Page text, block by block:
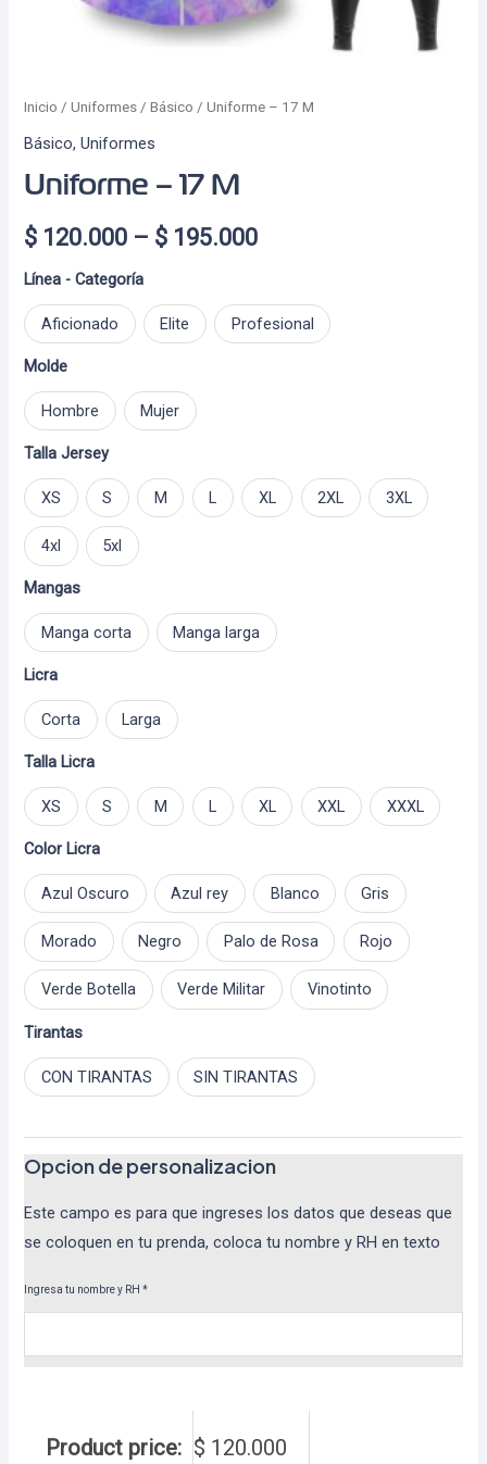
Inicio /Uniformes /Básico / Uniforme – 17 M
Básico,Uniformes
Uniforme – 17 M
$ 120.000 – $ 195.000Price
$ 120.000
Línea - Categoría
Aficionado Elite Profesional
Molde
Hombre Mujer
Talla Jersey
XS S M L XL 2XL 3XL
4xl 5xl
Mangas
Manga corta Manga larga
Licra
Corta Larga
Talla Licra
XS S M L XL XXL XXXL
Color Licra
Azul Oscuro Azul rey Blanco Gris
Morado Negro Palo de Rosa Rojo
Verde Botella Verde Militar Vinotinto
Tirantas
CON TIRANTAS SIN TIRANTAS
Opcion de personalizacion
Este campo es para que ingreses los datos que deseas que
se coloquen en tu prenda, coloca tu nombre y RH en texto
Ingresa tu nombre y RH*
Product price: $ 120.000